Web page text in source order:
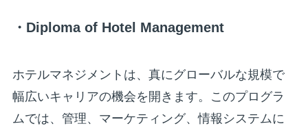
・Diploma of Hotel Management
ホテルマネジメントは、真にグローバルな規模で
幅広いキャリアの機会を開きます。このプログラ
ムでは、管理、マーケティング、情報システムに